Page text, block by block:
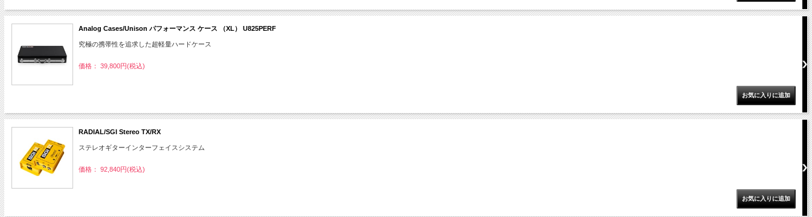
Analog Cases/Unison パフォーマンス ケース （XL） U825PERF
究極の携帯性を追求した超軽量ハードケース
価格： 39,800円(税込)
RADIAL/SGI Stereo TX/RX
ステレオギターインターフェイスシステム
価格： 92,840円(税込)